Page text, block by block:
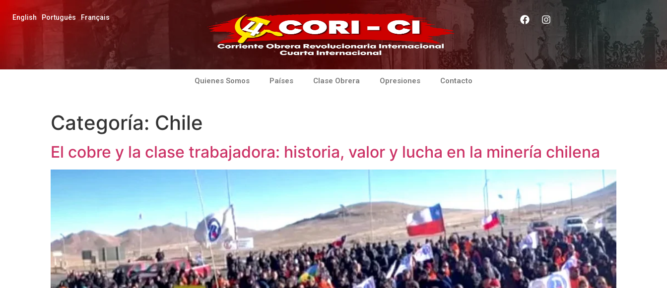
English Português Français
Quienes Somos Países Clase Obrera Opresiones Contacto
Categoría: Chile
El cobre y la clase trabajadora: historia, valor y lucha en la minería chilena